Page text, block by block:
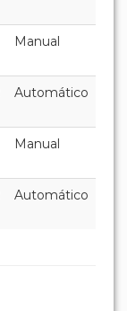
Manual
Automático
Manual
Automático